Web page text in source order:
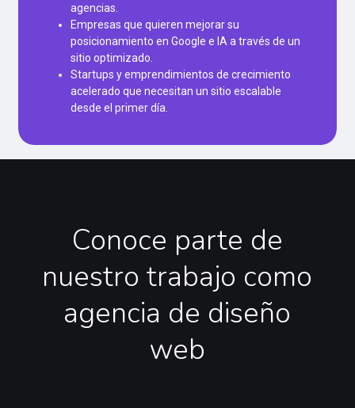
agencias.
Empresas que quieren mejorar su
posicionamiento en Google e IA a través de un
sitio optimizado.
Startups y emprendimientos de crecimiento
acelerado que necesitan un sitio escalable
desde el primer día.
Conoce parte de
nuestro trabajo como
agencia de diseño
web